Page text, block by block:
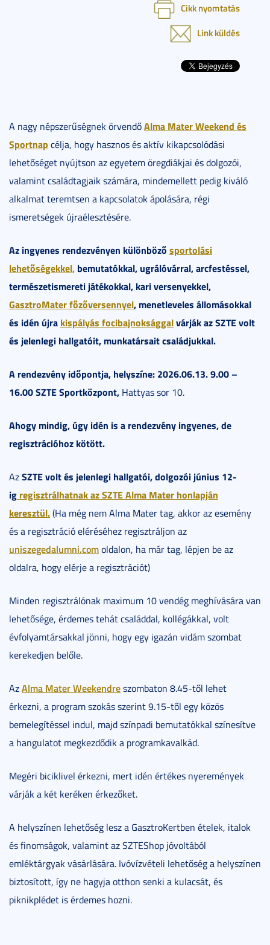
Cikk nyomtatás
Link küldés
A nagy népszerűségnek örvendőAlma Mater Weekend és
Sportnap célja, hogy hasznos és aktív kikapcsolódási
lehetőséget nyújtson az egyetem öregdiákjai és dolgozói,
valamint családtagjaik számára, mindemellett pedig kiváló
alkalmat teremtsen a kapcsolatok ápolására, régi
ismeretségek újraélesztésére.
Az ingyenes rendezvényen különböző sportolási
lehetőségekkel, bemutatókkal, ugrálóvárral, arcfestéssel,
természetismereti játékokkal, kari versenyekkel,
GasztroMater főzőversennyel, menetleveles állomásokkal
és idén újra kispályás focibajnoksággalvárják az SZTE volt
és jelenlegi hallgatóit, munkatársait családjukkal.
A rendezvény időpontja, helyszíne: 2026.06.13. 9.00 –
16.00 SZTE Sportközpont, Hattyas sor 10.
Ahogy mindig, úgy idén is a rendezvény ingyenes, de
regisztrációhoz kötött.
AzSZTE volt és jelenlegi hallgatói, dolgozói június 12-
ig regisztrálhatnak az SZTE Alma Mater honlapján
keresztül.(Ha még nem Alma Mater tag, akkor az esemény
és a regisztráció eléréséhez regisztráljon az
uniszegedalumni.comoldalon, ha már tag, lépjen be az
oldalra, hogy elérje a regisztrációt)
Minden regisztrálónak maximum 10 vendég meghívására van
lehetősége, érdemes tehát családdal, kollégákkal, volt
évfolyamtársakkal jönni, hogy egy igazán vidám szombat
kerekedjen belőle.
AzAlma Mater Weekendreszombaton 8.45-től lehet
érkezni, a program szokás szerint 9.15-től egy közös
bemelegítéssel indul, majd színpadi bemutatókkal színesítve
a hangulatot megkezdődik a programkavalkád.
Megéri biciklivel érkezni, mert idén értékes nyeremények
várják a két keréken érkezőket.
A helyszínen lehetőség lesz a GasztroKertben ételek, italok
és finomságok, valamint az SZTEShop jóvoltából
emléktárgyak vásárlására. Ivóvízvételi lehetőség a helyszínen
biztosított, így ne hagyja otthon senki a kulacsát, és
piknikplédet is érdemes hozni.